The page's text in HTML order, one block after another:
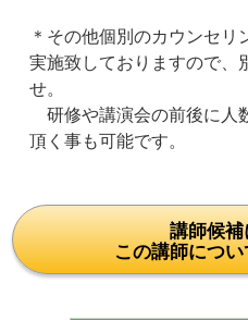
＊その他個別のカウンセ
実施致しておりますので、
せ。
研修や講演会の前後に人
頂く事も可能です。
講師候
この講師につ